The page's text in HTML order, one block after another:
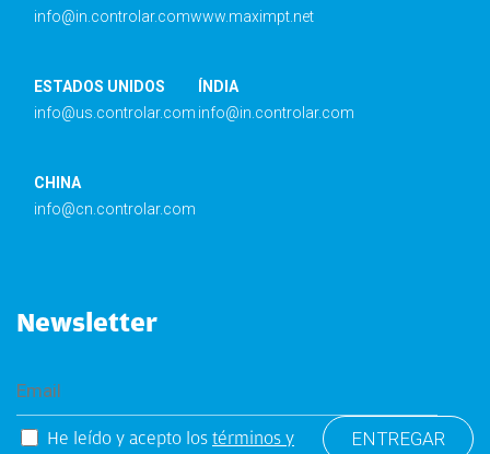
info@in.controlar.comwww.maximpt.net
ESTADOS UNIDOS
info@us.controlar.com
ÍNDIA
info@in.controlar.com
CHINA
info@cn.controlar.com
Newsletter
He leído y acepto los términos y